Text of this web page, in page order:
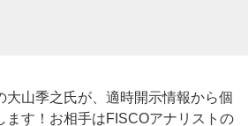
大山季之氏が、適時開示情報から個
ます！お相手はFISCOアナリストの